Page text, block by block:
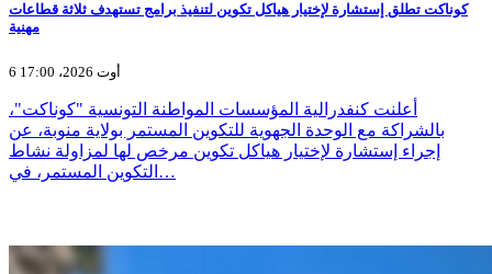
كوناكت تطلق إستشارة لإختيار هياكل تكوين لتنفيذ برامج تستهدف ثلاثة قطاعات
مهنية
6 أوت 2026، 17:00
أعلنت كنفدرالية المؤسسات المواطنة التونسية "كوناكت"،
بالشراكة مع الوحدة الجهوية للتكوين المستمر بولاية منوبة، عن
إجراء إستشارة لإختيار هياكل تكوين مرخص لها لمزاولة نشاط
التكوين المستمر، في…